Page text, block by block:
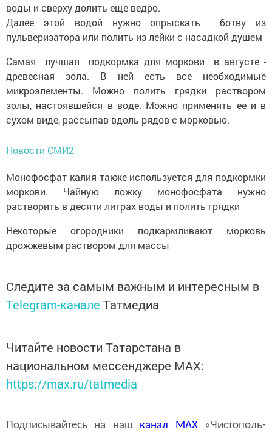
воды и сверху долить еще ведро.
Далее этой водой нужно опрыскать ботву из
пульверизатора или полить из лейки с насадкой-душем
Самая лучшая подкормка для моркови в августе -
древесная зола. В ней есть все необходимые
микроэлементы. Можно полить грядки раствором
золы, настоявшейся в воде. Можно применять ее и в
сухом виде, рассыпав вдоль рядов с морковью.
Новости СМИ2
Монофосфат калия также используется для подкормки
моркови. Чайную ложку монофосфата нужно
растворить в десяти литрах воды и полить грядки
Некоторые огородники подкармливают морковь
дрожжевым раствором для массы
Следите за самым важным и интересным в
Telegram-канале Татмедиа
Читайте новости Татарстана в
национальном мессенджере MАХ:
https://max.ru/tatmedia
Подписывайтесь на наш канал MAX«Чистополь-